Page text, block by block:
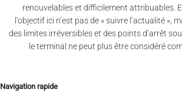
renouvelables et difficilement attribuables.
l’objectif ici n’est pas de « suivre l’actualité »,
des limites irréversibles et des points d’arrêt
le terminal ne peut plus être considéré
Navigation rapide